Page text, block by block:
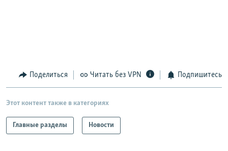
Поделиться Читать без VPN Подпишитесь
Этот контент также в категориях
Главные разделы Новости